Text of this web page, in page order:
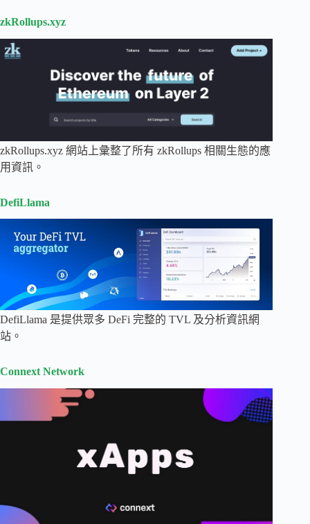
zkRollups.xyz
zkRollups.xyz 網站上彙整了所有 zkRollups 相關生態的應
用資訊。
DefiLlama
DefiLlama 是提供眾多 DeFi 完整的 TVL 及分析資訊網
站。
Connext Network